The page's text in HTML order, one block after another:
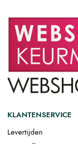
KLANTENSERVICE
Levertijden